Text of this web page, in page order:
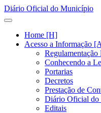
Diário Oficial do Município
Home [H]
Acesso a Informação
Conhecendo a
Portarias
Decretos
Prestação de
Diário Oficial
Editais